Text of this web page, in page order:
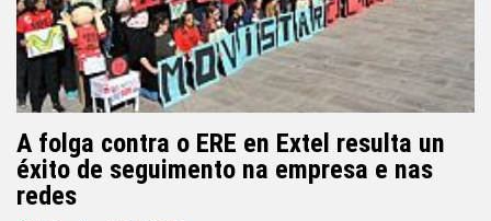
A folga contra o ERE en Extel resulta un
éxito de seguimento na empresa e nas
redes